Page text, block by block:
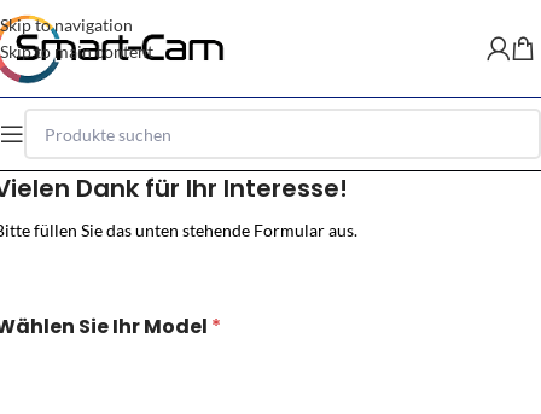
Skip to navigation
Skip to main content
Dank für Ihr Interesse!
füllen Sie das unten stehende Formular aus.
Sie Ihr Model *